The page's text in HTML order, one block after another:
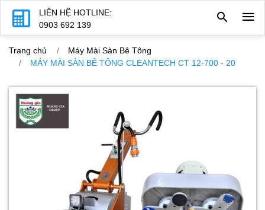
LIÊN HỆ HOTLINE:
0903 692 139
Trang chủ
Máy Mài Sàn Bê Tông
MÁY MÀI SÀN BÊ TÔNG CLEANTECH CT 12-700 - 20